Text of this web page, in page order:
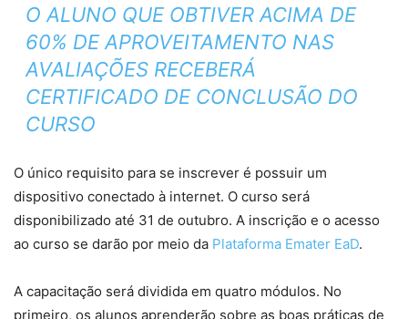
O ALUNO QUE OBTIVER ACIMA DE
60% DE APROVEITAMENTO NAS
AVALIAÇÕES RECEBERÁ
CERTIFICADO DE CONCLUSÃO DO
CURSO
O único requisito para se inscrever é possuir um
dispositivo conectado à internet. O curso será
disponibilizado até 31 de outubro. A inscrição e o acesso
ao curso se darão por meio da Plataforma Emater EaD.
A capacitação será dividida em quatro módulos. No
primeiro, os alunos aprenderão sobre as boas práticas de